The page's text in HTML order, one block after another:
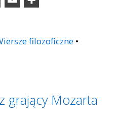
filozoficzne •
grający Mozarta